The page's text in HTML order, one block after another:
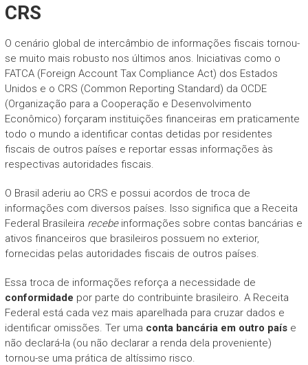
CRS
O cenário global de intercâmbio de informações fiscais tornou-
se muito mais robusto nos últimos anos. Iniciativas como o
FATCA (Foreign Account Tax Compliance Act) dos Estados
Unidos e o CRS (Common Reporting Standard) da OCDE
(Organização para a Cooperação e Desenvolvimento
Econômico) forçaram instituições financeiras em praticamente
todo o mundo a identificar contas detidas por residentes
fiscais de outros países e reportar essas informações às
respectivas autoridades fiscais.
O Brasil aderiu ao CRS e possui acordos de troca de
informações com diversos países. Isso significa que a Receita
Federal Brasileira recebeinformações sobre contas bancárias e
ativos financeiros que brasileiros possuem no exterior,
fornecidas pelas autoridades fiscais de outros países.
Essa troca de informações reforça a necessidade de
conformidade por parte do contribuinte brasileiro. A Receita
Federal está cada vez mais aparelhada para cruzar dados e
identificar omissões. Ter uma conta bancária em outro paíse
não declará-la (ou não declarar a renda dela proveniente)
tornou-se uma prática de altíssimo risco.